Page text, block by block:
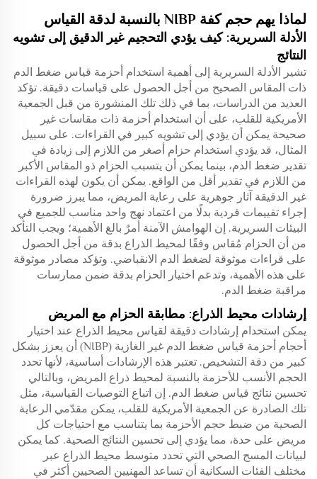
لماذا يهم حجم كفة NIBP بالنسبة لدقة القياس
الأدلة السريرية: كيف يؤدي التحجيم غير الدقيق إلى تشويه
النتائج
تشير الأدلة السريرية إلى أهمية استخدام أحزمة قياس ضغط الدم
ذات المقاس الصحيح من أجل الحصول على قياسات دقيقة. تؤكد
العديد من الدراسات، بما في ذلك تلك المنشورة من قبل الجمعية
الأمريكية للقلب، على أن استخدام أحزمة ذات مقاسات غير
صحيحة يمكن أن يؤدي إلى تشويه كبير في القراءات. على سبيل
المثال، قد يؤدي استخدام حزام أصغر من اللازم إلى زيادة في
تقدير ضغط الدم، بينما يمكن أن يتسبب الحزام ذو المقاس الأكبر
من اللازم في تقدير أقل من الواقع. يمكن أن يكون لهذه القراءات
غير الدقيقة آثار جوهرية على رعاية المريض، مما يبرز ضرورة
إجراء تقييمات فردية بدلًا من اعتماد نهج واحد مناسب للجميع في
البيئات السريرية. إن الهوامش الآمنة أمرٌ بالغ الأهمية؛ ويجب التأكد
من أن الحزام مُقاس وفقًا لمحيط الذراع بدقة من أجل الحصول
على قراءات موثوقة لضغط الدم الانقباضي. وتؤكد مصادر موثوقة
على هذه الأهمية، وتدعم اختيار الحزام بدقة ضمن ممارسات
مراقبة ضغط الدم.
إرشادات محيط الذراع: مطابقة الحزام مع المريض
يمكن استخدام إرشادات دقيقة لقياس محيط الذراع عند اختيار
أحجام أحزمة قياس ضغط الدم غير الغازية (NIBP) أن يعزز بشكل
كبير من دقة التشخيص. تعتبر هذه الإرشادات أساسية، لأنها تحدد
الحجم الأنسب للأحزمة بالنسبة لمحيط ذراع المريض، وبالتالي
تحسين نتائج قياس ضغط الدم. إن اتباع التوصيات القياسية، مثل
تلك الصادرة عن الجمعية الأمريكية للقلب، يمكن مقدّمي الرعاية
الصحية من ضبط حجم الأحزمة بما يتناسب مع احتياجات كل
مريض على حدة، مما يؤدي إلى تحسين النتائج الصحية. كما يمكن
لبيانات المسح الصحي التي تحدد متوسط محيط الذراع عبر
مختلف الفئات السكانية أن تساعد المهنيين الصحيين أكثر في